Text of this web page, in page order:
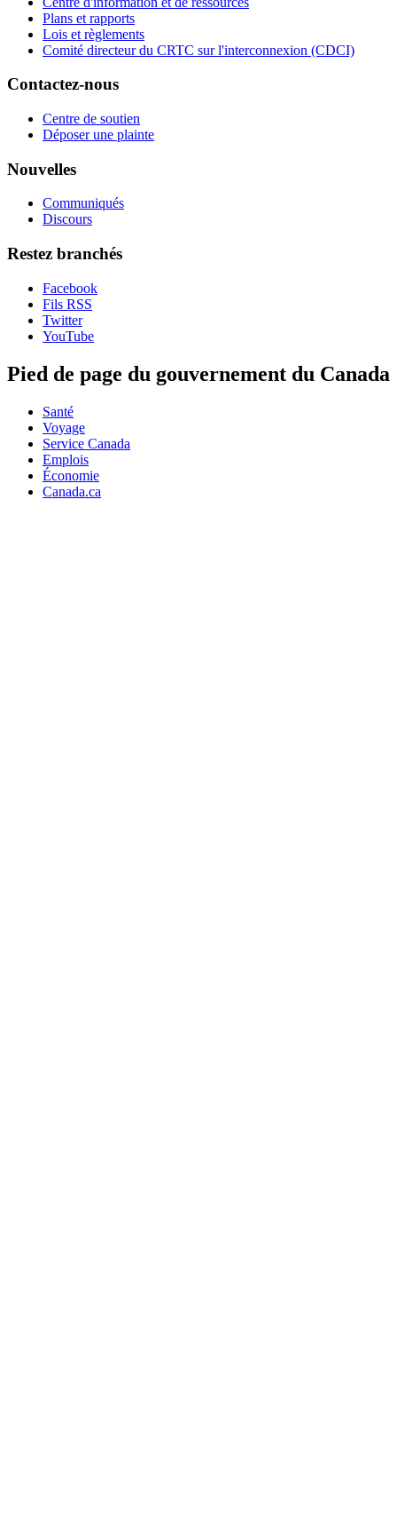
Plans et rapports
Lois et règlements
Comité directeur du CRTC sur l'interconnexion (CDCI)
Contactez-nous
Centre de soutien
Déposer une plainte
Nouvelles
Communiqués
Discours
Restez branchés
Facebook
Fils RSS
Twitter
YouTube
Pied de page du gouvernement du Canada
Santé
Voyage
Service Canada
Emplois
Économie
Canada.ca